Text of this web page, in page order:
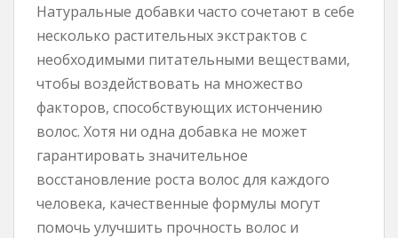
Натуральные добавки часто сочетают в себе
несколько растительных экстрактов с
необходимыми питательными веществами,
чтобы воздействовать на множество
факторов, способствующих истончению
волос. Хотя ни одна добавка не может
гарантировать значительное
восстановление роста волос для каждого
человека, качественные формулы могут
помочь улучшить прочность волос и